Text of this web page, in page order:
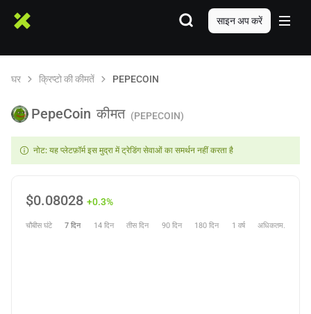
साइन अप करें
घर क्रिप्टो की कीमतें PEPECOIN
PepeCoin कीमत (PEPECOIN)
नोट: यह प्लेटफ़ॉर्म इस मुद्रा में ट्रेडिंग सेवाओं का समर्थन नहीं करता है
$0.08028 +0.3%
चौबीस घंटे 7 दिन 14 दिन तीस दिन 90 दिन 180 दिन 1 वर्ष अधिकतम.